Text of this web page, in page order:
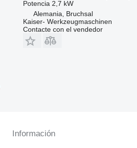
Potencia 2,7 kW
Alemania, Bruchsal
Kaiser- Werkzeugmaschinen
Contacte con el vendedor
Información